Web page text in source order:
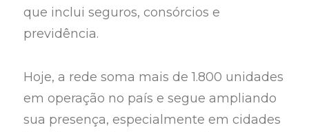
que inclui seguros, consórcios e
previdência.
Hoje, a rede soma mais de 1.800 unidades
em operação no país e segue ampliando
sua presença, especialmente em cidades